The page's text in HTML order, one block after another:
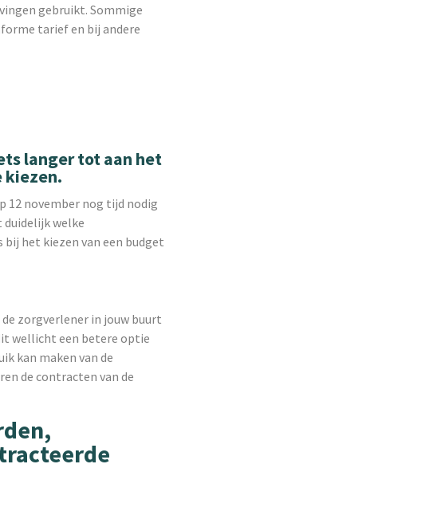
gebruikt. Sommige
tarief en bij andere
langer tot aan het
kiezen.
12 november nog tijd nodig
duidelijk welke
het kiezen van een budget
zorgverlener in jouw buurt
wellicht een betere optie
kan maken van de
de contracten van de